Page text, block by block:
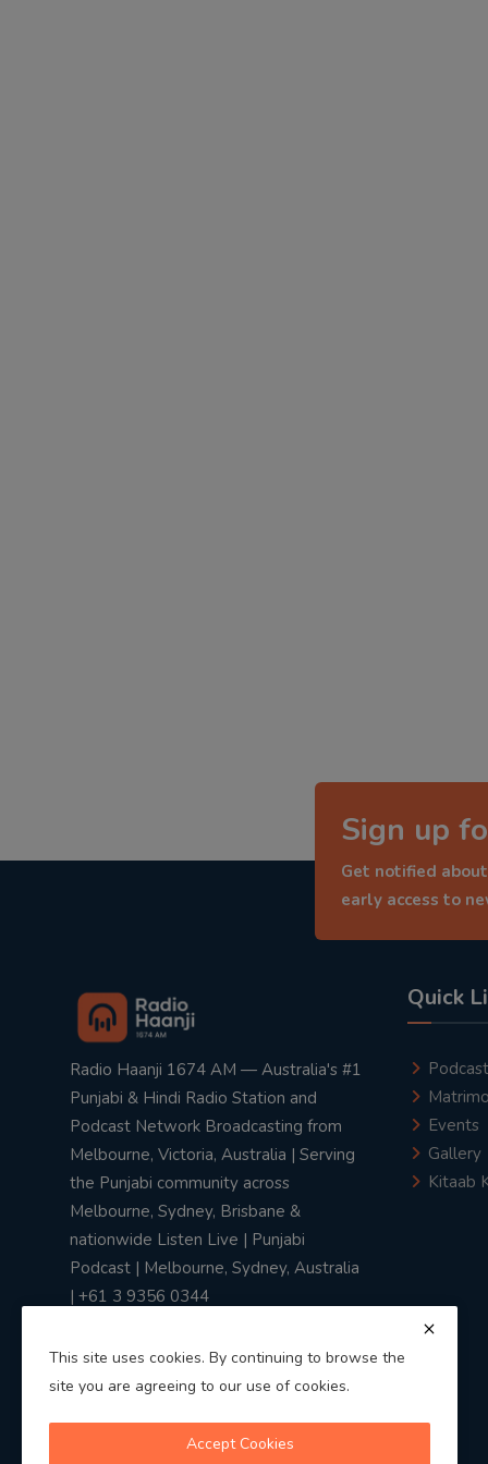
Sign up
Get notified
early access to
Radio Haanji 1674 AM — Australia's #1
Punjabi & Hindi Radio Station and
Podcast Network Broadcasting from
Melbourne, Victoria, Australia | Serving
the Punjabi community across
Melbourne, Sydney, Brisbane &
nationwide Listen Live | Punjabi
Podcast | Melbourne, Sydney, Australia
| +61 3 9356 0344
Quick
Podcast
Events
Gallery
Kitaab
This site uses cookies. By continuing to browse the
site you are agreeing to our use of cookies.
Accept Cookies